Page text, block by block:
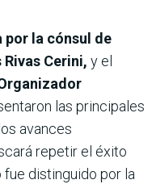
por la cónsul de
Cerini, y el
las principales
avances
repetir el éxito
fue distinguido por la